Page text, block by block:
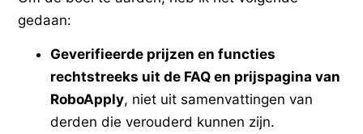
gedaan:
Geverifieerde prijzen en functies
rechtstreeks uit de FAQ en prijspagina van
RoboApply, niet uit samenvattingen van
derden die verouderd kunnen zijn.